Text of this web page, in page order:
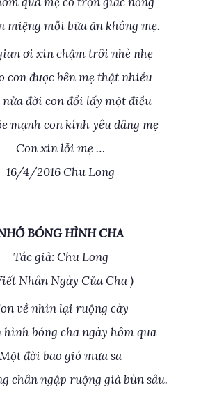
miệng mỗi bữa ăn không mẹ.
ơi xin chậm trôi nhè nhẹ
con được bên mẹ thật nhiều
đời con đổi lấy một điều
mạnh con kính yêu dâng mẹ
Con xin lỗi mẹ …
16/4/2016 Chu Long
BÓNG HÌNH CHA
Tác giả: Chu Long
Nhân Ngày Của Cha )
về nhìn lại ruộng cày
bóng cha ngày hôm qua
Một đời bão gió mưa sa
chân ngập ruộng già bùn sâu.